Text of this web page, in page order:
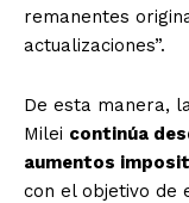
remanentes
actualizaciones”.
De esta manera,
Milei continúa
aumentos
con el objetivo de